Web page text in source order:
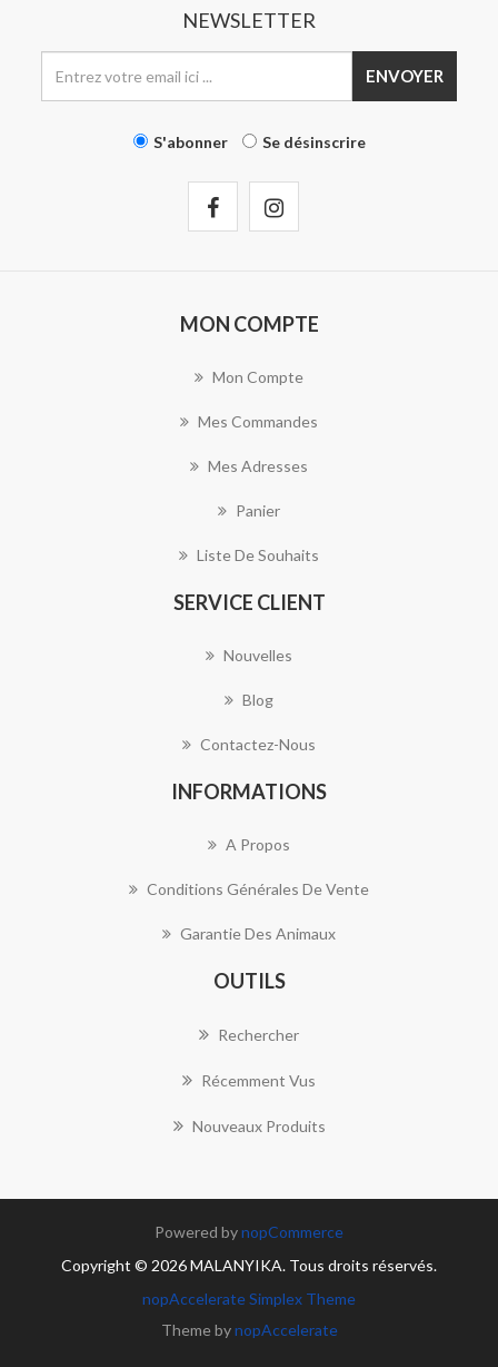
NEWSLETTER
ENVOYER
S'abonner Se désinscrire
MON COMPTE
Mon Compte
Mes Commandes
Mes Adresses
Panier
Liste De Souhaits
SERVICE CLIENT
Nouvelles
Blog
Contactez-Nous
INFORMATIONS
A Propos
Conditions Générales De Vente
Garantie Des Animaux
OUTILS
Rechercher
Récemment Vus
Nouveaux Produits
Powered bynopCommerce
Copyright © 2026 MALANYIKA. Tous droits réservés.
nopAccelerate Simplex Theme
Theme bynopAccelerate